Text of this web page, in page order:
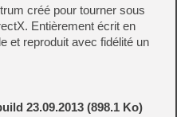
créé pour tourner sous
Entièrement écrit en
et reproduit avec fidélité un
23.09.2013 (898.1 Ko)